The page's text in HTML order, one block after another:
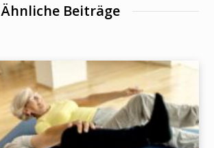
Ähnliche Beiträge